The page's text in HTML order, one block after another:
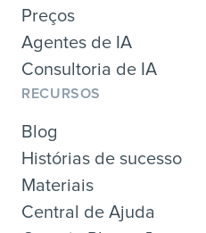
Preços
Agentes de IA
Consultoria de IA
RECURSOS
Blog
Histórias de sucesso
Materiais
Central de Ajuda